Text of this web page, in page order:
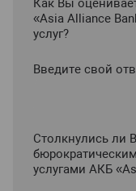
Как Вы
«Asia Alliance
услуг?
Введите свой
Столкнулись ли
услугами АКБ